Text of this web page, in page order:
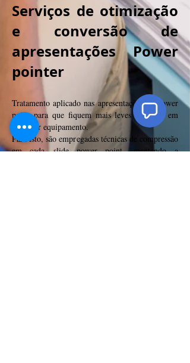
Serviços de otimização
e conversão de
apresentações Power
pointer
Tratamento aplicado nas apresentações do power
point para que fiquem mais leves e abram em
qualquer equipamento.
Para isto, são empregadas técnicas de compressão
em cada slide power point, mantendo a